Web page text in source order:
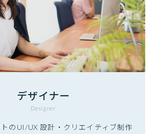
デザイナー
Designer
のUI/UX 設計・クリエイティブ制作